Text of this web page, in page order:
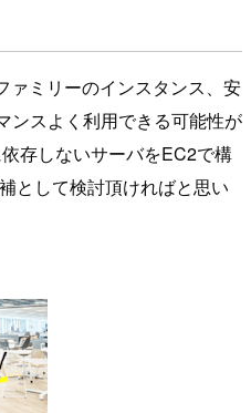
ァミリーのインスタンス、安
ンスよく利用できる可能性が
存しないサーバをEC2で構
として検討頂ければと思い